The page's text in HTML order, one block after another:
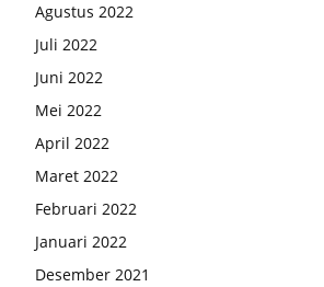
Agustus 2022
Juli 2022
Juni 2022
Mei 2022
April 2022
Maret 2022
Februari 2022
Januari 2022
Desember 2021